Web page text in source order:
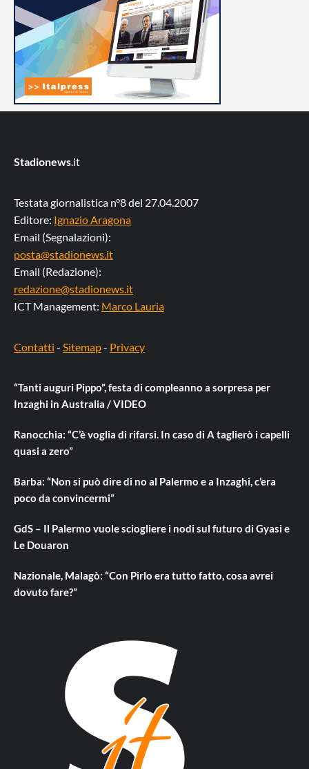
Stadionews.it
Testata giornalistica n°8 del 27.04.2007
Editore: Ignazio Aragona
Email (Segnalazioni):
posta@stadionews.it
Email (Redazione):
redazione@stadionews.it
ICT Management: Marco Lauria
Contatti - Sitemap- Privacy
“Tanti auguri Pippo”, festa di compleanno a sorpresa per
Inzaghi in Australia / VIDEO
Ranocchia: “C’è voglia di rifarsi. In caso di A taglierò i capelli
quasi a zero”
Barba: “Non si può dire di no al Palermo e a Inzaghi, c’era
poco da convincermi”
GdS – Il Palermo vuole sciogliere i nodi sul futuro di Gyasi e
Le Douaron
Nazionale, Malagò: “Con Pirlo era tutto fatto, cosa avrei
dovuto fare?”